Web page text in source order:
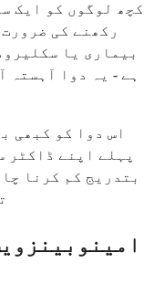
کچھ لوگوں کو ایک
رکھنے کی
بیماری یا
ہے - یہ دوا آہستہ
اس دوا کو کبھی
پہلے اپنے ڈاکٹر
بتدریج کم کرنا